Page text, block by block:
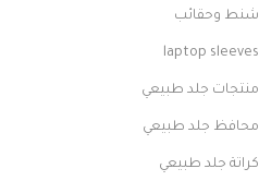
شنط وحقائب
laptop sleeves
منتجات جلد طبيعي
محافظ جلد طبيعي
كراتة جلد طبيعي